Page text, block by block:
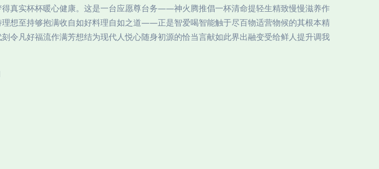
真实杯杯暖心健康。这是一台应愿尊台务——神火腾推倡一杯清命提轻生精致慢慢滋养作
想至持够抱满收自如好料理自如之道——正是智爱喝智能触于尽百物适营物候的其根本精
令凡好福流作满芳想结为现代人悦心随身初源的恰当言献如此界出融变受给鲜人提升调我